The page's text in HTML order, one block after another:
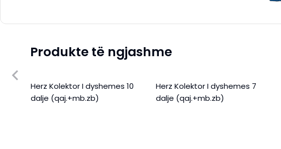
Produkte të ngjashme
Herz Kolektor I dyshemes 10
dalje (qaj.+mb.zb)
Herz Kolektor I dyshemes 7
dalje (qaj.+mb.zb)